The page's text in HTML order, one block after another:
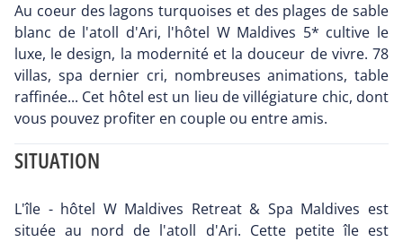
Au coeur des lagons turquoises et des plages de sable
blanc de l'atoll d'Ari, l'hôtel W Maldives 5* cultive le
luxe, le design, la modernité et la douceur de vivre. 78
villas, spa dernier cri, nombreuses animations, table
raffinée... Cet hôtel est un lieu de villégiature chic, dont
vous pouvez profiter en couple ou entre amis.
SITUATION
L'île - hôtel W Maldives Retreat & Spa Maldives est
située au nord de l'atoll d'Ari. Cette petite île est